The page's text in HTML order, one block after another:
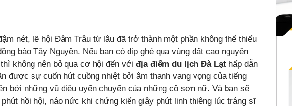
nét, lễ hội Đâm Trâu từ lâu đã trở thành một phần không thể thiếu
bào Tây Nguyên. Nếu bạn có dịp ghé qua vùng đất cao nguyên
không nên bỏ qua cơ hội đến với địa điểm du lịch Đà Lạt hấp dẫn
được sự cuốn hút cuồng nhiệt bởi âm thanh vang vọng của tiếng
bởi những vũ điệu uyển chuyển của những cô sơn nữ. Và bạn sẽ
hồi hội, náo nức khi chứng kiến giây phút linh thiêng lúc tráng sĩ